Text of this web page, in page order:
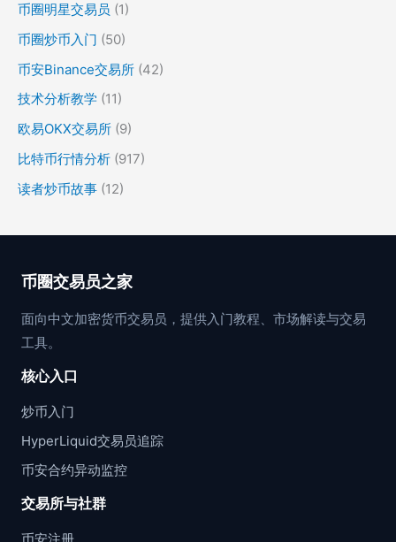
币圈明星交易员 (1)
币圈炒币入门 (50)
币安Binance交易所 (42)
技术分析教学 (11)
欧易OKX交易所 (9)
比特币行情分析 (917)
读者炒币故事 (12)
币圈交易员之家
面向中文加密货币交易员，提供入门教程、市场解读与交易
工具。
核心入口
炒币入门
HyperLiquid交易员追踪
币安合约异动监控
交易所与社群